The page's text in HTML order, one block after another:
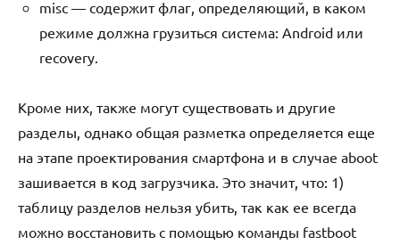
misc — содержит флаг, определяющий, в каком
режиме должна грузиться система: Android или
recovery.
Кроме них, также могут существовать и другие
разделы, однако общая разметка определяется еще
на этапе проектирования смартфона и в случае aboot
зашивается в код загрузчика. Это значит, что: 1)
таблицу разделов нельзя убить, так как ее всегда
можно восстановить с помощью команды fastboot